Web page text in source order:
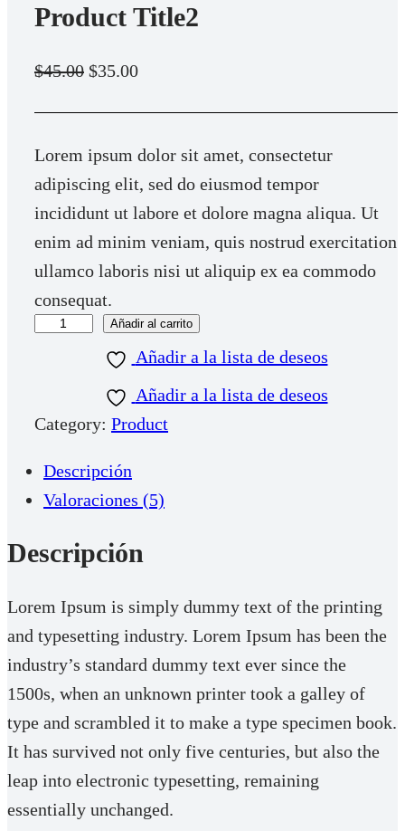
Product Title2
$45.00 E
r
e
c
i
o
o
r
i
a
l
r
$35.00E
r
e
c
i
o
c
t
u
a
s
$
Lorem ipsum dolor sit amet, consectetur
adipiscing elit, sed do eiusmod tempor
incididunt ut labore et dolore magna aliqua. Ut
enim ad minim veniam, quis nostrud exercitation
ullamco laboris nisi ut aliquip ex ea commodo
consequat.
P
d
i
l
e
2
c
a
n
t
i
Añadir al carrito
Añadir a la lista de deseos
Añadir a la lista de deseos
Category: Product
Descripción
Valoraciones (5)
Descripción
Lorem Ipsum is simply dummy text of the printing
and typesetting industry. Lorem Ipsum has been the
industry’s standard dummy text ever since the
1500s, when an unknown printer took a galley of
type and scrambled it to make a type specimen book.
It has survived not only five centuries, but also the
leap into electronic typesetting, remaining
essentially unchanged.